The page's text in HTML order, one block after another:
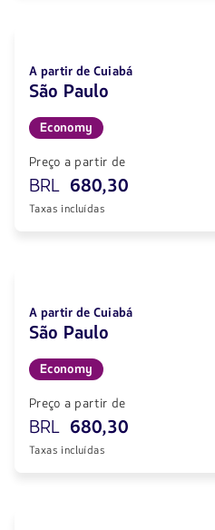
A partir de Cuiabá
São Paulo
Economy
Preço a partir de
BRL 680,30
Taxas incluídas
A partir de Cuiabá
São Paulo
Economy
Preço a partir de
BRL 680,30
Taxas incluídas